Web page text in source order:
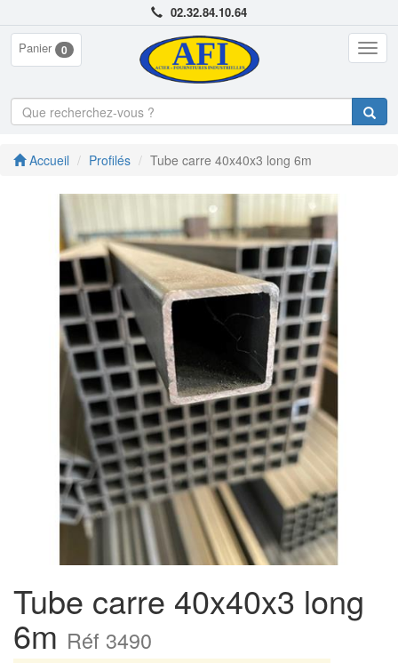
02.32.84.10.64
Panier 0
Accueil Profilés Tube carre 40x40x3 long 6m
Tube carre 40x40x3 long
6m Réf 3490